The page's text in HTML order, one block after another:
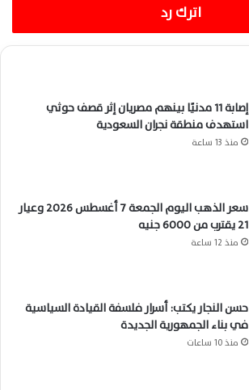
اترك رد
إصابة 11 مدنيًا بينهم مصريان إثر قصف حوثي
استهدف منطقة نجران السعودية
منذ 13 ساعة
سعر الذهب اليوم الجمعة 7 أغسطس 2026 وعيار
21 يقترب من 6000 جنيه
منذ 12 ساعة
حسن النجار يكتب: أسرار فلسفة القيادة السياسية
في بناء الجمهورية الجديدة
منذ 10 ساعات